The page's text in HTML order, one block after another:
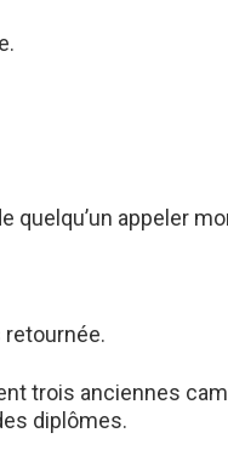
quelqu’un appeler
retournée.
trois anciennes
diplômes.